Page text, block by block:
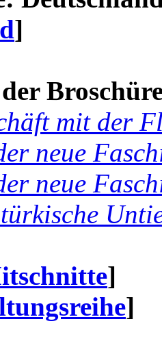
]
mit der
neue
neue
]
]